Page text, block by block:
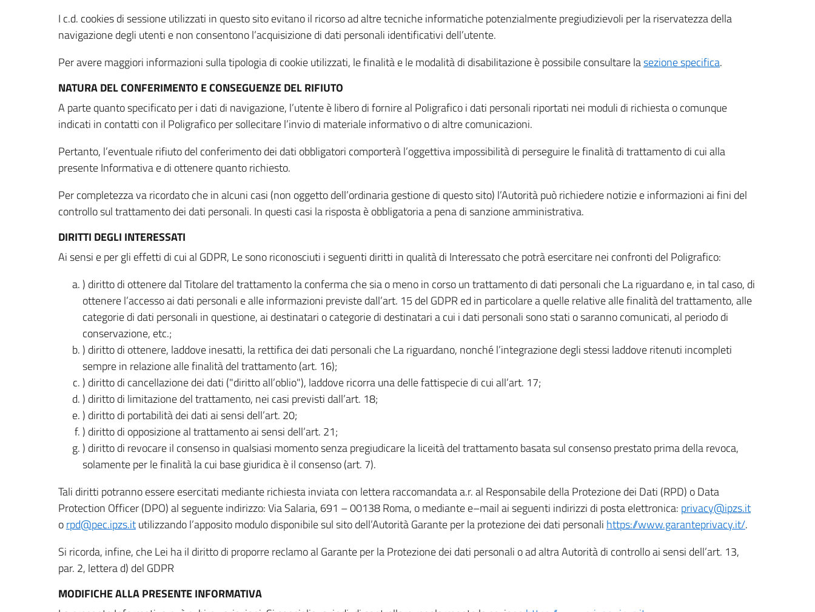
I c.d. cookies di sessione utilizzati in questo sito evitano il ricorso ad altre tecniche informatiche potenzialmente pregiudizievoli per la riservatezza della
navigazione degli utenti e non consentono l’acquisizione di dati personali identificativi dell’utente.
Per avere maggiori informazioni sulla tipologia di cookie utilizzati, le finalità e le modalità di disabilitazione è possibile consultare lasezione specifica.
NATURA DEL CONFERIMENTO E CONSEGUENZE DEL RIFIUTO
A parte quanto specificato per i dati di navigazione, l’utente è libero di fornire al Poligrafico i dati personali riportati nei moduli di richiesta o comunque
indicati in contatti con il Poligrafico per sollecitare l’invio di materiale informativo o di altre comunicazioni.
Pertanto, l’eventuale rifiuto del conferimento dei dati obbligatori comporterà l’oggettiva impossibilità di perseguire le finalità di trattamento di cui alla
presente Informativa e di ottenere quanto richiesto.
Per completezza va ricordato che in alcuni casi (non oggetto dell’ordinaria gestione di questo sito) l’Autorità può richiedere notizie e informazioni ai fini del
controllo sul trattamento dei dati personali. In questi casi la risposta è obbligatoria a pena di sanzione amministrativa.
DIRITTI DEGLI INTERESSATI
Ai sensi e per gli effetti di cui al GDPR, Le sono riconosciuti i seguenti diritti in qualità di Interessato che potrà esercitare nei confronti del Poligrafico:
) diritto di ottenere dal Titolare del trattamento la conferma che sia o meno in corso un trattamento di dati personali che La riguardano e, in tal caso, di
ottenere l’accesso ai dati personali e alle informazioni previste dall’art. 15 del GDPR ed in particolare a quelle relative alle finalità del trattamento, alle
categorie di dati personali in questione, ai destinatari o categorie di destinatari a cui i dati personali sono stati o saranno comunicati, al periodo di
conservazione, etc.;
) diritto di ottenere, laddove inesatti, la rettifica dei dati personali che La riguardano, nonché l’integrazione degli stessi laddove ritenuti incompleti
sempre in relazione alle finalità del trattamento (art. 16);
) diritto di cancellazione dei dati ("diritto all’oblio"), laddove ricorra una delle fattispecie di cui all’art. 17;
) diritto di limitazione del trattamento, nei casi previsti dall’art. 18;
) diritto di portabilità dei dati ai sensi dell’art. 20;
) diritto di opposizione al trattamento ai sensi dell’art. 21;
) diritto di revocare il consenso in qualsiasi momento senza pregiudicare la liceità del trattamento basata sul consenso prestato prima della revoca,
solamente per le finalità la cui base giuridica è il consenso (art. 7).
Tali diritti potranno essere esercitati mediante richiesta inviata con lettera raccomandata a.r. al Responsabile della Protezione dei Dati (RPD) o Data
Protection Officer (DPO) al seguente indirizzo: Via Salaria, 691 – 00138 Roma, o mediante e–mail ai seguenti indirizzi di posta elettronica: privacy@ipzs.it
orpd@pec.ipzs.itutilizzando l’apposito modulo disponibile sul sito dell’Autorità Garante per la protezione dei dati personali https://www.garanteprivacy.it/.
Si ricorda, infine, che Lei ha il diritto di proporre reclamo al Garante per la Protezione dei dati personali o ad altra Autorità di controllo ai sensi dell’art. 13,
par. 2, lettera d) del GDPR
MODIFICHE ALLA PRESENTE INFORMATIVA